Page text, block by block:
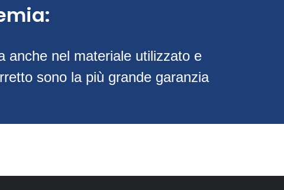
anche nel materiale utilizzato e
sono la più grande garanzia